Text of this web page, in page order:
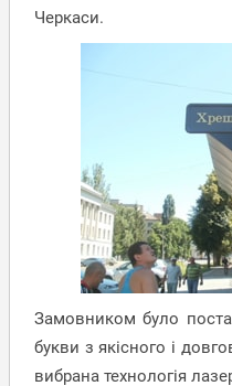
Черкаси.
Замовником було
букви з якісного і
вибрана технологія